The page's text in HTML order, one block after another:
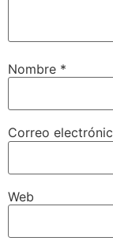
Nombre *
Correo
Web